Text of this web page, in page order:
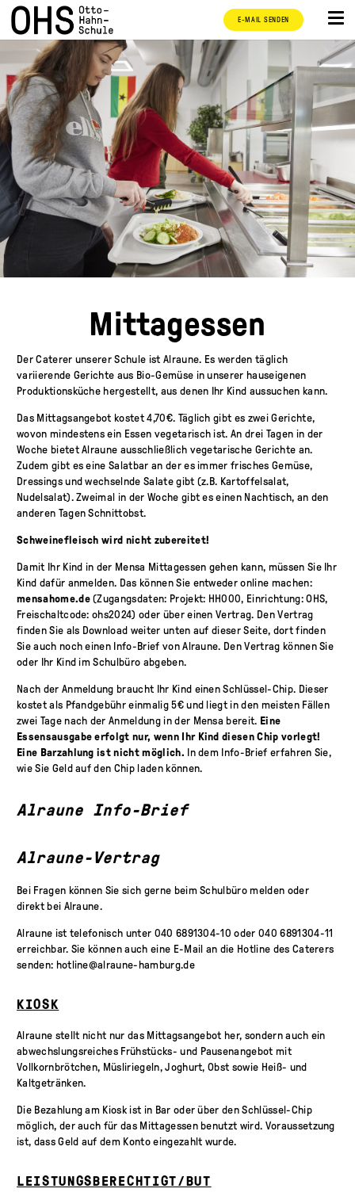
E-MAIL SENDEN
Mittagessen
Der Caterer unserer Schule ist Alraune. Es werden täglich
variierende Gerichte aus Bio-Gemüse in unserer hauseigenen
Produktionsküche hergestellt, aus denen Ihr Kind aussuchen kann.
Das Mittagsangebot kostet 4,70€. Täglich gibt es zwei Gerichte,
wovon mindestens ein Essen vegetarisch ist. An drei Tagen in der
Woche bietet Alraune ausschließlich vegetarische Gerichte an.
Zudem gibt es eine Salatbar an der es immer frisches Gemüse,
Dressings und wechselnde Salate gibt (z.B. Kartoffelsalat,
Nudelsalat). Zweimal in der Woche gibt es einen Nachtisch, an den
anderen Tagen Schnittobst.
Schweinefleisch wird nicht zubereitet!
Damit Ihr Kind in der Mensa Mittagessen gehen kann, müssen Sie Ihr
Kind dafür anmelden. Das können Sie entweder online machen:
mensahome.de(Zugangsdaten: Projekt: HH000, Einrichtung: OHS,
Freischaltcode: ohs2024) oder über einen Vertrag. Den Vertrag
finden Sie als Download weiter unten auf dieser Seite, dort finden
Sie auch noch einen Info-Brief von Alraune. Den Vertrag können Sie
oder Ihr Kind im Schulbüro abgeben.
Nach der Anmeldung braucht Ihr Kind einen Schlüssel-Chip. Dieser
kostet als Pfandgebühr einmalig 5€ und liegt in den meisten Fällen
zwei Tage nach der Anmeldung in der Mensa bereit. Eine
Essensausgabe erfolgt nur, wenn Ihr Kind diesen Chip vorlegt!
Eine Barzahlung ist nicht möglich. In dem Info-Brief erfahren Sie,
wie Sie Geld auf den Chip laden können.
Alraune Info-Brief
Alraune-Vertrag
Bei Fragen können Sie sich gerne beim Schulbüro melden oder
direkt bei Alraune.
Alraune ist telefonisch unter 040 6891304-10 oder 040 6891304-11
erreichbar. Sie können auch eine E-Mail an die Hotline des Caterers
senden: hotline@alraune-hamburg.de
KIOSK
Alraune stellt nicht nur das Mittagsangebot her, sondern auch ein
abwechslungsreiches Frühstücks- und Pausenangebot mit
Vollkornbrötchen, Müsliriegeln, Joghurt, Obst sowie Heiß- und
Kaltgetränken.
Die Bezahlung am Kiosk ist in Bar oder über den Schlüssel-Chip
möglich, der auch für das Mittagessen benutzt wird. Voraussetzung
ist, dass Geld auf dem Konto eingezahlt wurde.
LEISTUNGSBERECHTIGT/BUT